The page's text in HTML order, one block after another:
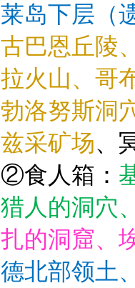
莱岛下层（
古巴恩丘陵
拉火山、哥
勃洛努斯洞
兹采矿场、
②食人箱：
猎人的洞穴
扎的洞窟、
德北部领土